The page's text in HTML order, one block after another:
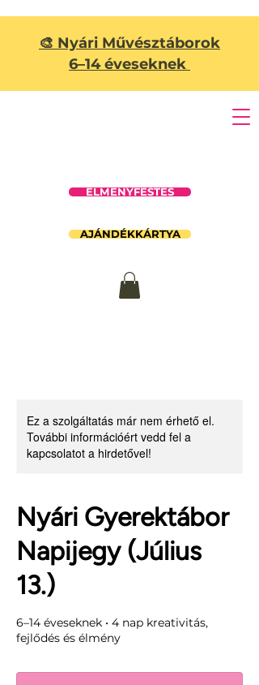
AJÁNDÉKKÁRTYA
ÉLMÉNYFESTÉS
🎨 Nyári Művésztáborok
6–14 éveseknek
Ez a szolgáltatás már nem érhető el.
További információért vedd fel a
kapcsolatot a hirdetővel!
Nyári Gyerektábor
Napijegy (Július
13.)
6–14 éveseknek • 4 nap kreativitás,
fejlődés és élmény